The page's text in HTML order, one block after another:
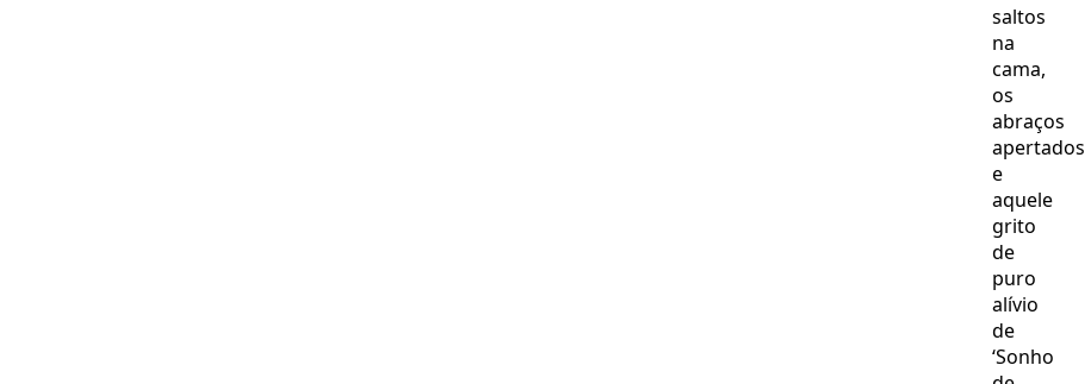
saltos
na
cama,
os
abraços
apertados
e
aquele
grito
de
puro
alívio
de
‘Sonho